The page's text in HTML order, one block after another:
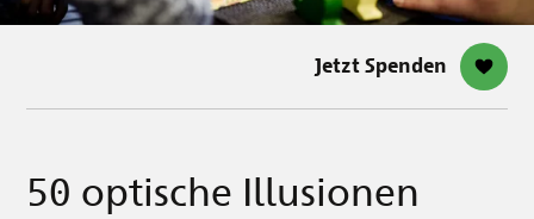
Jetzt Spenden
50 optische Illusionen